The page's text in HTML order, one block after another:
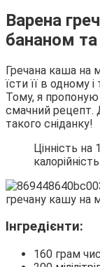
Варена
бананом
Гречана каша на
їсти її в одному
Тому, я пропоную
смачний рецепт.
такого сніданку!
Цінність
Інгредієнти:
160 грам